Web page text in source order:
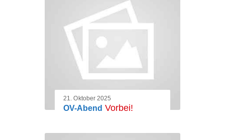
21. Oktober 2025
OV-Abend Vorbei!